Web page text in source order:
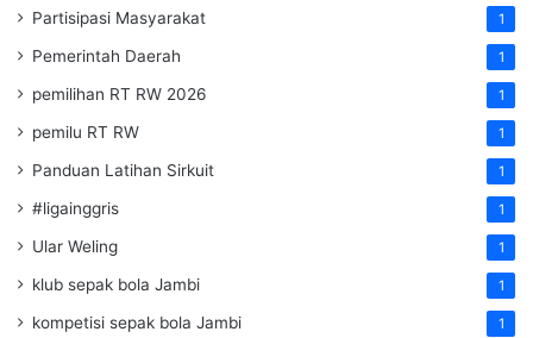
Partisipasi Masyarakat 1
Pemerintah Daerah 1
pemilihan RT RW 2026 1
pemilu RT RW 1
Panduan Latihan Sirkuit 1
#ligainggris 1
Ular Weling 1
klub sepak bola Jambi 1
kompetisi sepak bola Jambi 1